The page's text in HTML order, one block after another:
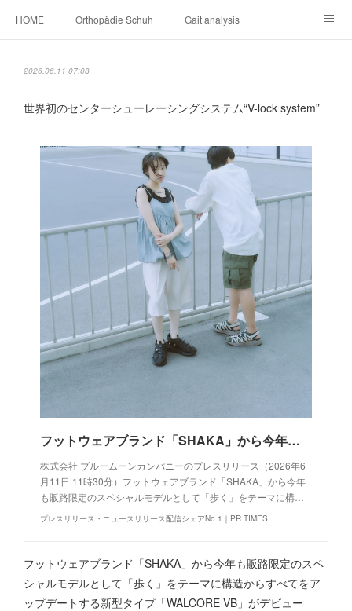
HOME Orthopädie Schuh Gait analysis
2026.06.11 07:08
世界初のセンターシューレーシングシステム“V-lock system”
フットウェアブランド「SHAKA」から今年も販路限定のスペシャルモデルとして「歩く」をテーマに構造からすべてをアップデートする新型タイプ「WALCORE VB」がデビュー
株式会社 ブルームーンカンパニーのプレスリリース（2026年6
月11日 11時30分）フットウェアブランド「SHAKA」から今年
も販路限定のスペシャルモデルとして「歩く」をテーマに構…
プレスリリース・ニュースリリース配信シェアNo.1｜PR TIMES
フットウェアブランド「SHAKA」から今年も販路限定のスペ
シャルモデルとして「歩く」をテーマに構造からすべてをア
ップデートする新型タイプ「WALCORE VB」がデビュー